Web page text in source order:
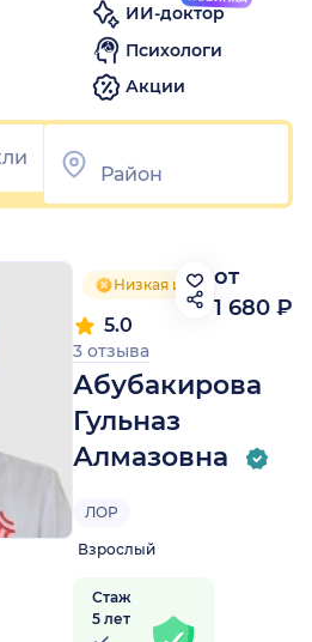
ИИ-доктор
Психологи
Акции
Низкая цена приёма
Абубакирова
Гульназ
Алмазовна
5.0
3 отзыва
ЛОР
Взрослый
Стаж
5 лет
от
1 680 ₽